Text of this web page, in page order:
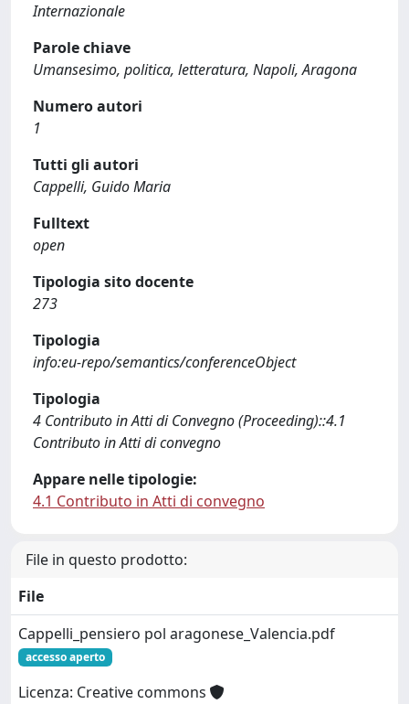
Internazionale
Parole chiave
Umansesimo, politica, letteratura, Napoli, Aragona
Numero autori
1
Tutti gli autori
Cappelli, Guido Maria
Fulltext
open
Tipologia sito docente
273
Tipologia
info:eu-repo/semantics/conferenceObject
Tipologia
4 Contributo in Atti di Convegno (Proceeding)::4.1
Contributo in Atti di convegno
Appare nelle tipologie:
4.1 Contributo in Atti di convegno
File in questo prodotto:
File
Cappelli_pensiero pol aragonese_Valencia.pdf
accesso aperto
Licenza: Creative commons